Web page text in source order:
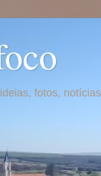
fotos,